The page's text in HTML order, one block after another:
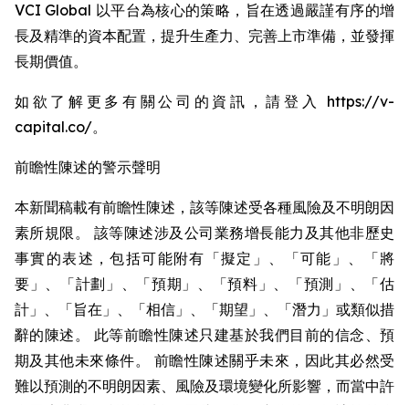
VCI Global 以平台為核心的策略，旨在透過嚴謹有序的增
長及精準的資本配置，提升生產力、完善上市準備，並發揮
長期價值。
如欲了解更多有關公司的資訊，請登入 https://v-
capital.co/。
前瞻性陳述的警示聲明
本新聞稿載有前瞻性陳述，該等陳述受各種風險及不明朗因
素所規限。 該等陳述涉及公司業務增長能力及其他非歷史
事實的表述，包括可能附有「擬定」、「可能」、「將
要」、「計劃」、「預期」、「預料」、「預測」、「估
計」、「旨在」、「相信」、「期望」、「潛力」或類似措
辭的陳述。 此等前瞻性陳述只建基於我們目前的信念、預
期及其他未來條件。 前瞻性陳述關乎未來，因此其必然受
難以預測的不明朗因素、風險及環境變化所影響，而當中許